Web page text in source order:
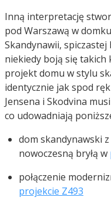
Inną interpretację
pod Warszawą w
Skandynawii,
niekiedy boją się takich
projekt domu w stylu
identycznie jak spod
Jensena i Skodvina
co udowadniają
dom skandynawski
nowoczesną bryłą w
połączenie
projekcie Z493